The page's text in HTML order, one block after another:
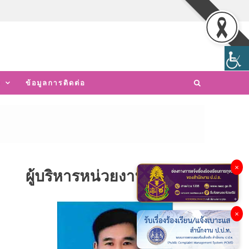
ข้อมูลการติดต่อ
ผู้บริหารหน่วยงาน
×
×